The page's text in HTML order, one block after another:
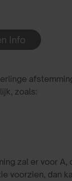
Info
zoals:
zal er voor A,
voorzien, dan